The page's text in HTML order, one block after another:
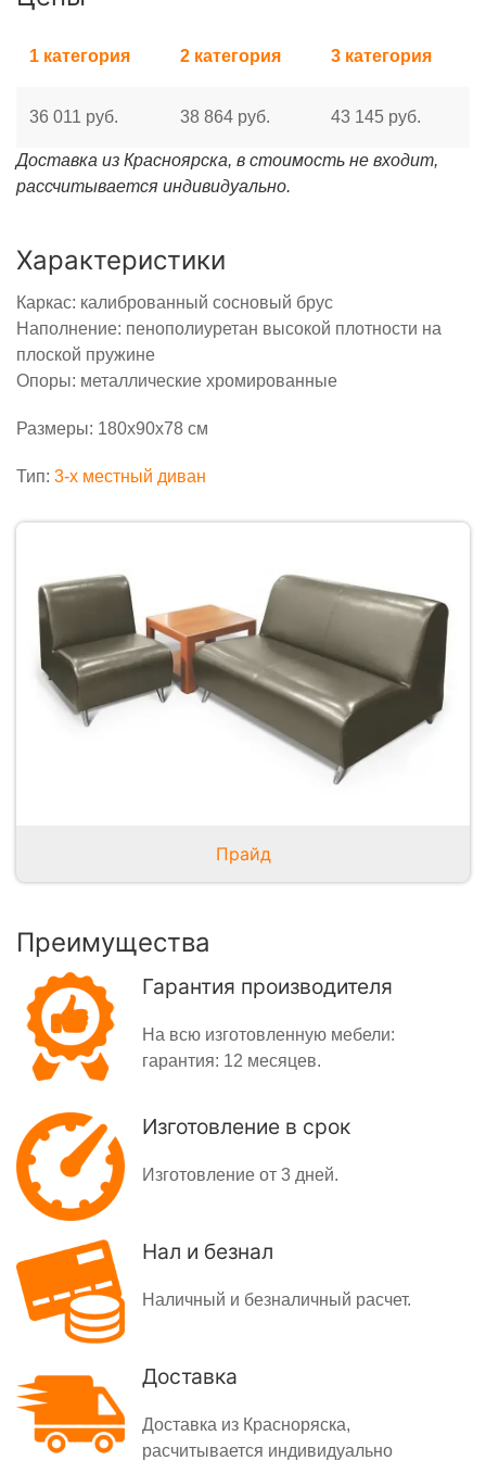
1 категория 2 категория 3 категория
36 011 руб. 38 864 руб. 43 145 руб.
Доставка из Красноярска, в стоимость не входит,
рассчитывается индивидуально.
Характеристики
Каркас: калиброванный сосновый брус
Наполнение: пенополиуретан высокой плотности на
плоской пружине
Опоры: металлические хромированные
Размеры: 180х90х78 см
Тип: 3-x местный диван
Прайд
Преимущества
Гарантия производителя
На всю изготовленную мебели:
гарантия: 12 месяцев.
Изготовление в срок
Изготовление от 3 дней.
Нал и безнал
Наличный и безналичный расчет.
Доставка
Доставка из Красноряска,
расчитывается индивидуально